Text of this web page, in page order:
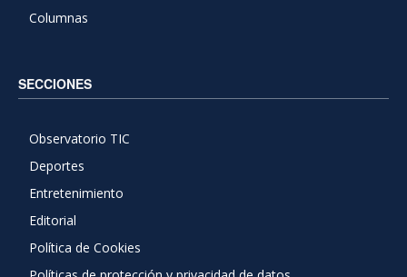
Columnas
SECCIONES
Observatorio TIC
Deportes
Entretenimiento
Editorial
Política de Cookies